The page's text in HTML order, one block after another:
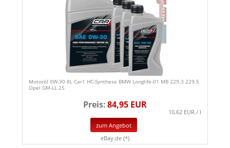
Motoröl 0W-30 8L Car1 HC-Synthese BMW Longlife-01 MB 229.3 229.5
Opel GM-LL 25
Preis:84,95 EUR
10.62 EUR / l
zum Angebot
eBay.de (*)